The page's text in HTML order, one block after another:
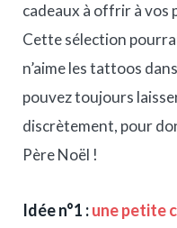
cadeaux à offrir à vos
Cette sélection
n’aime les tattoos
pouvez toujours
discrètement, pour
Père Noël !
Idée n°1 :une petite